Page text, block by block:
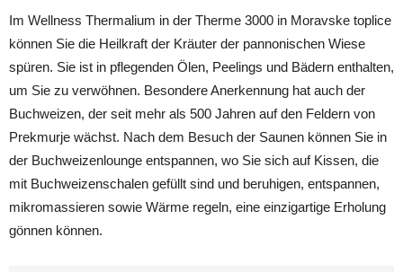
Im Wellness Thermalium in der Therme 3000 in Moravske toplice
können Sie die Heilkraft der Kräuter der pannonischen Wiese
spüren. Sie ist in pflegenden Ölen, Peelings und Bädern enthalten,
um Sie zu verwöhnen. Besondere Anerkennung hat auch der
Buchweizen, der seit mehr als 500 Jahren auf den Feldern von
Prekmurje wächst. Nach dem Besuch der Saunen können Sie in
der Buchweizenlounge entspannen, wo Sie sich auf Kissen, die
mit Buchweizenschalen gefüllt sind und beruhigen, entspannen,
mikromassieren sowie Wärme regeln, eine einzigartige Erholung
gönnen können.